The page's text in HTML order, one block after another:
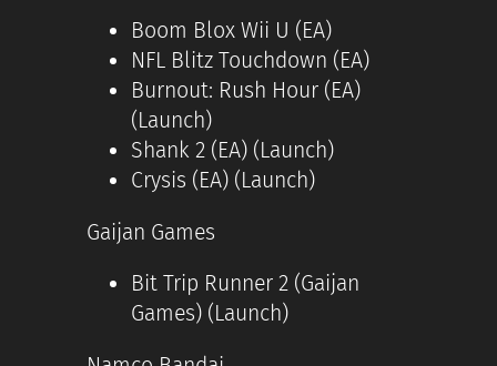
Boom Blox Wii U (EA)
NFL Blitz Touchdown (EA)
Burnout: Rush Hour (EA)
(Launch)
Shank 2 (EA) (Launch)
Crysis (EA) (Launch)
Gaijan Games
Bit Trip Runner 2 (Gaijan
Games) (Launch)